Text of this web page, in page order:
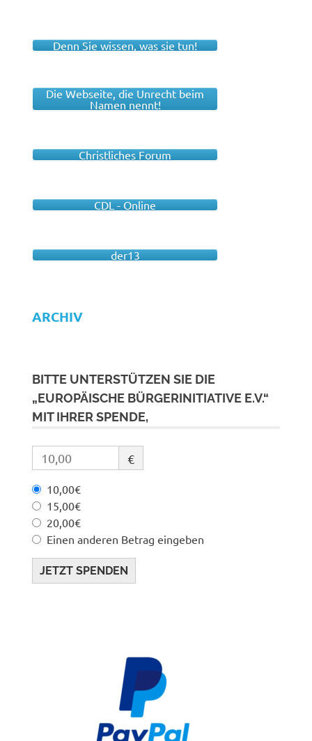
Denn Sie wissen, was sie tun!
Die Webseite, die Unrecht beim
Namen nennt!
Christliches Forum
CDL - Online
der13
ARCHIV
BITTE UNTERSTÜTZEN SIE DIE
„EUROPÄISCHE BÜRGERINITIATIVE E.V.“
MIT IHRER SPENDE,
€
10,00€
15,00€
20,00€
Einen anderen Betrag eingeben
JETZT SPENDEN